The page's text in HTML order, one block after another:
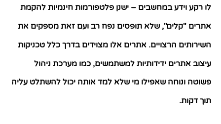
לו רקע וידע במחשבים – ישנן פלטפורמות חינמיות להקמת
אתרים "קלים", שלא תופסים נפח רב ועם זאת מספקים את
השירותים הרצויים. אתרים אלו מצוידים בדרך כלל טכניקות
עיצוב אתרים ידידותיות למשתמשים, כמו מערכת ניהול
פשוטה ונוחה שאפילו מי שלא למד אותה יכול להשתלט עליה
תוך דקות.